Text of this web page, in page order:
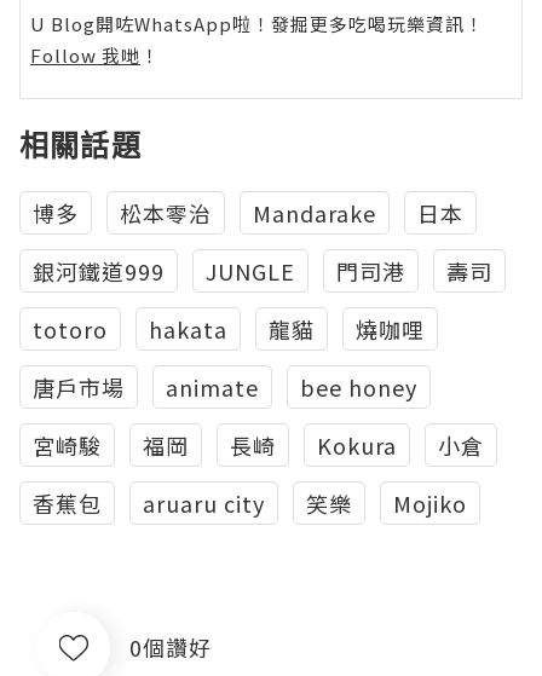
U Blog開咗WhatsApp啦！發掘更多吃喝玩樂資訊！
Follow 我哋 ！
相關話題
博多 松本零治 Mandarake
日本
銀河鐵道999
JUNGLE 門司港
壽司
totoro
hakata 龍貓
燒咖哩
唐戶市場
animate
bee honey
宮崎駿
福岡 長崎 Kokura
小倉
香蕉包
aruaru city 笑樂 Mojiko
0個讚好